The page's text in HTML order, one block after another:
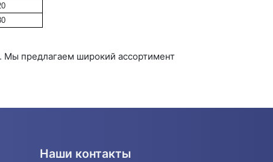
Мы предлагаем широкий ассортимент
Наши контакты